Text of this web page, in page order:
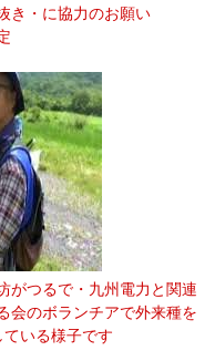
き・に協力のお願い
がつるで・九州電力と関連
会のボランチアで外来種を
いる様子です